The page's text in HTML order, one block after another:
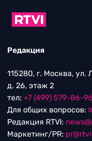
Редакция
115280, г. Москва, ул.
д. 26, этаж 2
тел: +7 (499) 579-86-96
Для общих вопросов:
Редакция RTVI:
Маркетинг/PR: